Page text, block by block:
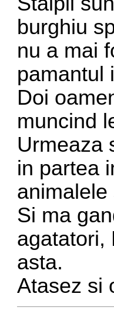
burghiu
nu a mai
pamantul
Doi
muncind
Urmeaza
in partea
Si ma
agatatori,
asta.
Atasez si